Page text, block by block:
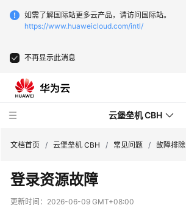
如需了解国际站更多云产品，请访问国际站。
https://www.huaweicloud.com/intl/
不再显示此消息
云堡垒机 CBH
文档首页 / 云堡垒机 CBH / 常见问题 / 故障排除
登录资源故障
更新时间： 2026-06-09 GMT+08:00